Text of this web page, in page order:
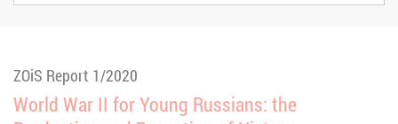
ZOiS Report 1/2020
World War II for Young Russians: the